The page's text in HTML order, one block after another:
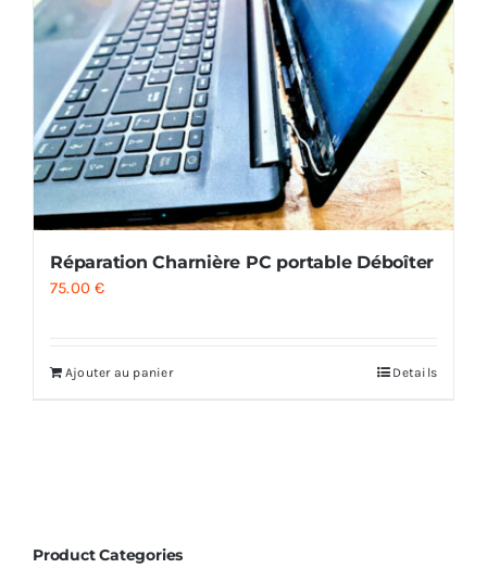
MAISON
PROMOTION
Réparation Charnière PC portable Déboîter
75.00€
Ajouter au panier Details
Product Categories